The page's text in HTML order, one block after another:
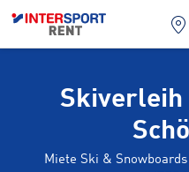
Skiverleih
Miete Ski &